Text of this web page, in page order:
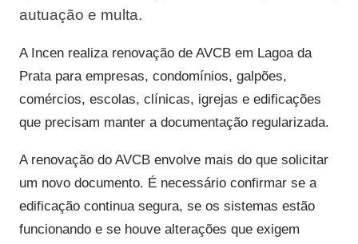
autuação e multa.
A Incen realiza renovação de AVCB em Lagoa da
Prata para empresas, condomínios, galpões,
comércios, escolas, clínicas, igrejas e edificações
que precisam manter a documentação regularizada.
A renovação do AVCB envolve mais do que solicitar
um novo documento. É necessário confirmar se a
edificação continua segura, se os sistemas estão
funcionando e se houve alterações que exigem